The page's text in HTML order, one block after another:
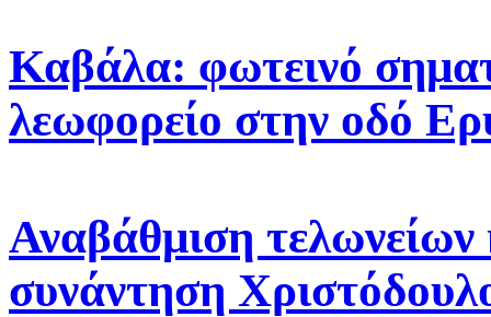
Καβάλα: φωτεινό
λεωφορείο στην οδό
Αναβάθμιση τελωνείων
συνάντηση